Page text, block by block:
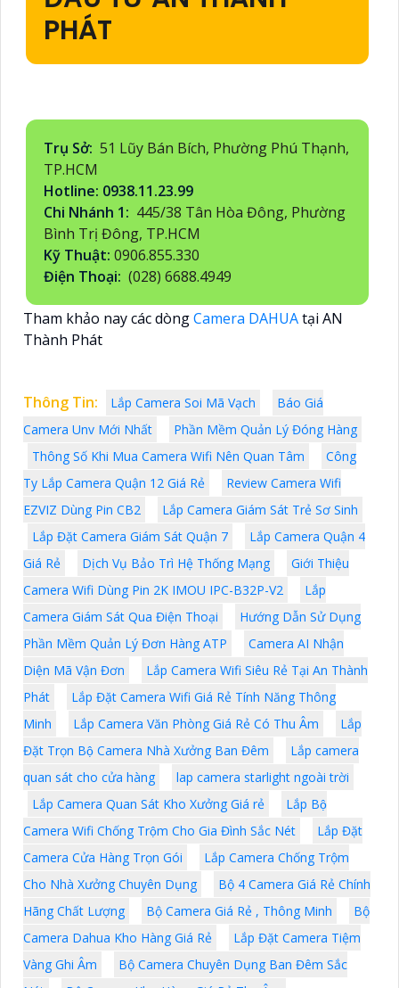
PHÁT
Trụ Sở: 51 Lũy Bán Bích, Phường Phú Thạnh,
TP.HCM
Hotline: 0938.11.23.99
Chi Nhánh 1: 445/38 Tân Hòa Đông, Phường
Bình Trị Đông, TP.HCM
Kỹ Thuật: 0906.855.330
Điện Thoại: (028) 6688.4949
Tham khảo nay các dòngCamera DAHUAtại AN
Thành Phát
Thông Tin: Lắp Camera Soi Mã Vạch
Báo Giá
Camera Unv Mới Nhất
Phần Mềm Quản Lý Đóng Hàng
Thông Số Khi Mua Camera Wifi Nên Quan Tâm
Công
Ty Lắp Camera Quận 12 Giá Rẻ
Review Camera Wifi
EZVIZ Dùng Pin CB2
Lắp Camera Giám Sát Trẻ Sơ Sinh
Lắp Đặt Camera Giám Sát Quận 7
Lắp Camera Quận 4
Giá Rẻ
Dịch Vụ Bảo Trì Hệ Thống Mạng
Giới Thiệu
Camera Wifi Dùng Pin 2K IMOU IPC-B32P-V2
Lắp
Camera Giám Sát Qua Điện Thoại
Hướng Dẫn Sử Dụng
Phần Mềm Quản Lý Đơn Hàng ATP
Camera AI Nhận
Diện Mã Vận Đơn
Lắp Camera Wifi Siêu Rẻ Tại An Thành
Phát
Lắp Đặt Camera Wifi Giá Rẻ Tính Năng Thông
Minh
Lắp Camera Văn Phòng Giá Rẻ Có Thu Âm
Lắp
Đặt Trọn Bộ Camera Nhà Xưởng Ban Đêm
Lắp camera
quan sát cho cửa hàng
lap camera starlight ngoài trời
Lắp Camera Quan Sát Kho Xưởng Giá rẻ
Lắp Bộ
Camera Wifi Chống Trộm Cho Gia Đình Sắc Nét
Lắp Đặt
Camera Cửa Hàng Trọn Gói
Lắp Camera Chống Trộm
Cho Nhà Xưởng Chuyên Dụng
Bộ 4 Camera Giá Rẻ Chính
Hãng Chất Lượng
Bộ Camera Giá Rẻ , Thông Minh
Bộ
Camera Dahua Kho Hàng Giá Rẻ
Lắp Đặt Camera Tiệm
Vàng Ghi Âm
Bộ Camera Chuyên Dụng Ban Đêm Sắc